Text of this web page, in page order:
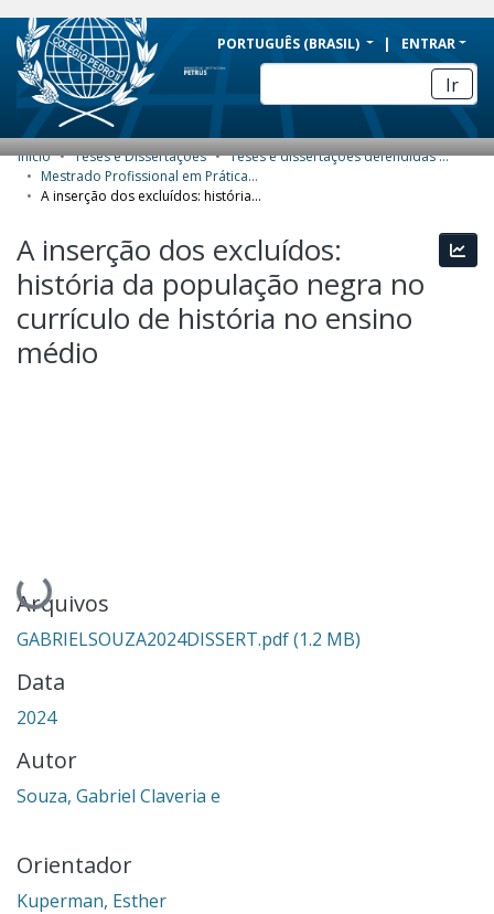
BRAZIL
Simplifique!
Comunica BR
Participe
Acesso à informação
Canais
PORTUGUÊS (BRASIL) ENTRAR
Ir
COMUNIDADES E COLEÇÕES
ESTATÍSTICAS
SOBRE
Início Teses e Dissertações
Teses e dissertações defendidas no CPII
Mestrado Profissional em Práticas de Educação Básica (MPPEB) - Dissertações
A inserção dos excluídos: história da população negra no currículo de história no ensino médio
A inserção dos excluídos:
história da população negra no
currículo de história no ensino
médio
Carregando...
Arquivos
GABRIELSOUZA2024DISSERT.pdf(1.2 MB)
Data
2024
Autor
Souza, Gabriel Claveria e
Orientador
Kuperman, Esther